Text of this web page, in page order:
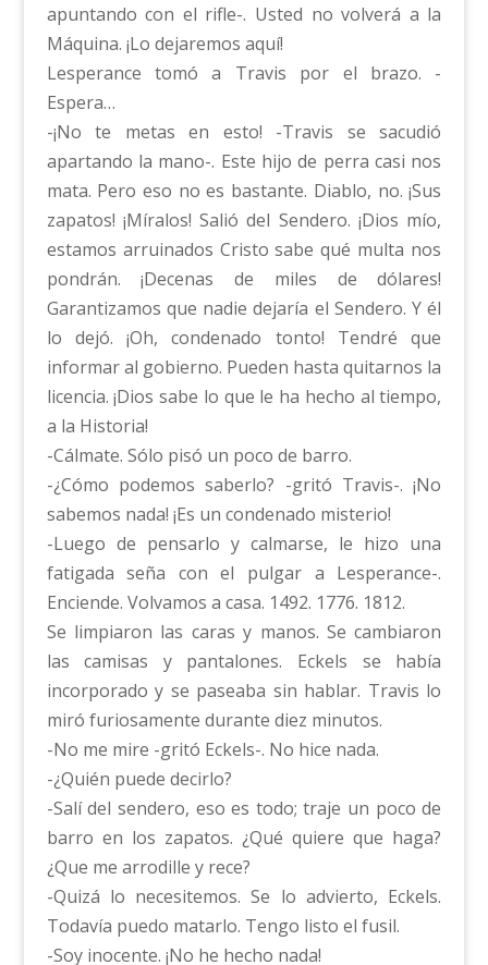
apuntando con el rifle-. Usted no volverá a la
Máquina. ¡Lo dejaremos aquí!
Lesperance tomó a Travis por el brazo. -
Espera…
-¡No te metas en esto! -Travis se sacudió
apartando la mano-. Este hijo de perra casi nos
mata. Pero eso no es bastante. Diablo, no. ¡Sus
zapatos! ¡Míralos! Salió del Sendero. ¡Dios mío,
estamos arruinados Cristo sabe qué multa nos
pondrán. ¡Decenas de miles de dólares!
Garantizamos que nadie dejaría el Sendero. Y él
lo dejó. ¡Oh, condenado tonto! Tendré que
informar al gobierno. Pueden hasta quitarnos la
licencia. ¡Dios sabe lo que le ha hecho al tiempo,
a la Historia!
-Cálmate. Sólo pisó un poco de barro.
-¿Cómo podemos saberlo? -gritó Travis-. ¡No
sabemos nada! ¡Es un condenado misterio!
-Luego de pensarlo y calmarse, le hizo una
fatigada seña con el pulgar a Lesperance-.
Enciende. Volvamos a casa. 1492. 1776. 1812.
Se limpiaron las caras y manos. Se cambiaron
las camisas y pantalones. Eckels se había
incorporado y se paseaba sin hablar. Travis lo
miró furiosamente durante diez minutos.
-No me mire -gritó Eckels-. No hice nada.
-¿Quién puede decirlo?
-Salí del sendero, eso es todo; traje un poco de
barro en los zapatos. ¿Qué quiere que haga?
¿Que me arrodille y rece?
-Quizá lo necesitemos. Se lo advierto, Eckels.
Todavía puedo matarlo. Tengo listo el fusil.
-Soy inocente. ¡No he hecho nada!